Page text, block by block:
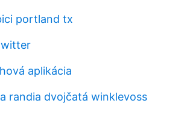
portland tx
aplikácia
randia dvojčatá winklevoss